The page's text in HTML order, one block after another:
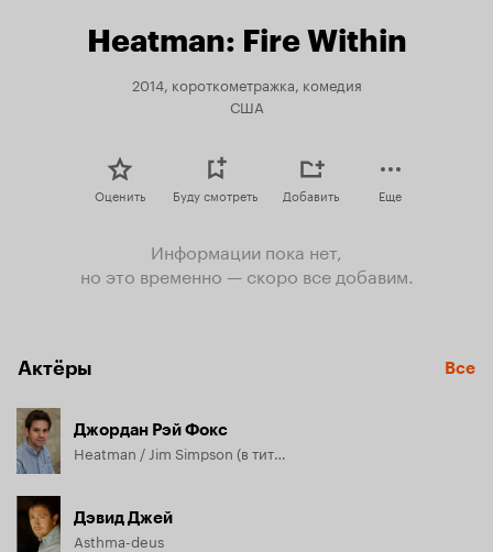
Heatman: Fire Within
2014, короткометражка, комедия
США
Оценить Буду смотреть Добавить Еще
Информации пока нет,
но это временно — скоро все добавим.
Актёры Все
Джордан Рэй Фокс
Heatman / Jim Simpson (в титрах: Jordan Fox)
Дэвид Джей
Asthma-deus